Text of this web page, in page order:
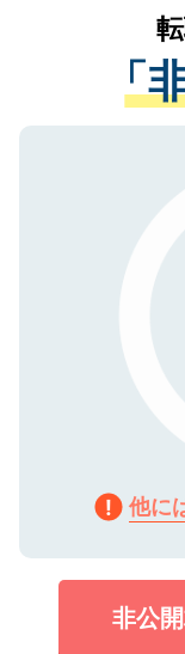
は、個
管理基
る、プ
で、機
かがい
経験を
させて
ない方
ので、ま
「
他に
非公